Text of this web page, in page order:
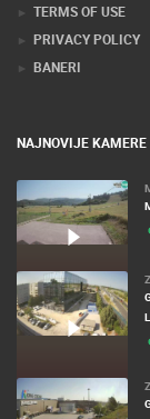
TERMS OF USE
PRIVACY POLICY
BANERI
NAJNOVIJE KAMERE